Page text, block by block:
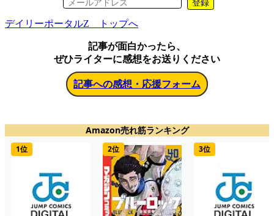
登録
デイリーポータルZ トップへ
記事が面白かったら、
ぜひライターに感想をお送りください
記事への感想・応援フォーム
Amazon売れ筋ランキング
1位 2位 3位